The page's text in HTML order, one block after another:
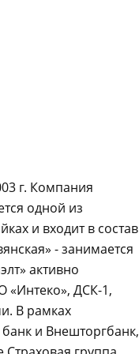
г. Компания
одной из
и входит в состав
- занимается
активно
«Интеко», ДСК-1,
В рамках
и Внешторгбанк,